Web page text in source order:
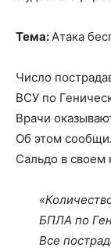
Тема:Атака
Число
ВСУ по
Врачи
Об этом
Сальдо в
БПЛА по
Все